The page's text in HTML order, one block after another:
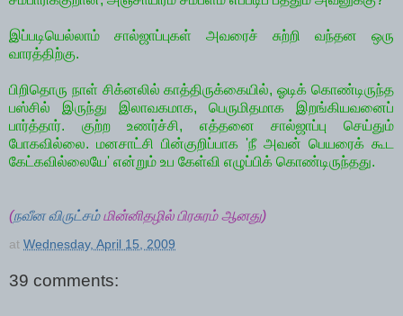
இப்படியெல்லாம் சால்ஜாப்புகள் அவரைச் சுற்றி வந்தன ஒரு
வாரத்திற்கு.
பிறிதொரு நாள் சிக்னலில் காத்திருக்கையில், ஓடிக் கொண்டிருந்த
பஸ்சில் இருந்து இலாவகமாக, பெருமிதமாக இறங்கியவனைப்
பார்த்தார். குற்ற உணர்ச்சி, எத்தனை சால்ஜாப்பு செய்தும்
போகவில்லை. மனசாட்சி பின்குறிப்பாக 'நீ அவன் பெயரைக் கூட
கேட்கவில்லையே' என்றும் உப கேள்வி எழுப்பிக் கொண்டிருந்தது.
(நவீன விருட்சம்மின்னிதழில் பிரசுரம் ஆனது)
at Wednesday, April 15, 2009
39 comments: